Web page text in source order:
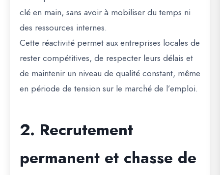
clé en main, sans avoir à mobiliser du temps ni
des ressources internes.
Cette réactivité permet aux entreprises locales de
rester compétitives, de respecter leurs délais et
de maintenir un niveau de qualité constant, même
en période de tension sur le marché de l’emploi.
2. Recrutement
permanent et chasse de